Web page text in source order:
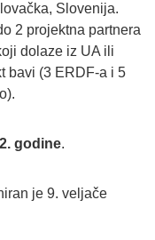
Slovenija.
2 projektna partnera
dolaze iz UA ili
bavi (3 ERDF-a i 5
godine.
je 9. veljače